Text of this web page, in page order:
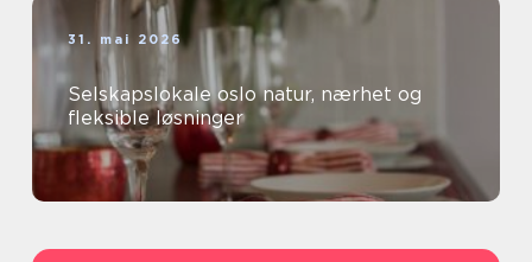
31. mai 2026
Selskapslokale oslo natur, nærhet og
fleksible løsninger